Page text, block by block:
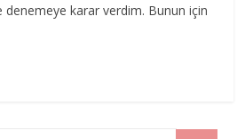
karar verdim. Bunun için